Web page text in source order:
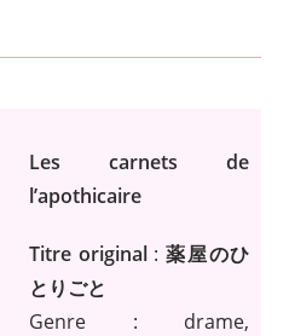
Les carnets de
l’apothicaire
Titre original:薬屋のひ
とりごと
Genre : drame,